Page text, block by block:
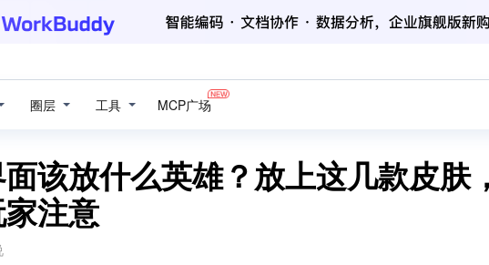
圈层 工具 MCP广场
该放什么英雄？放上这几款皮肤
注意